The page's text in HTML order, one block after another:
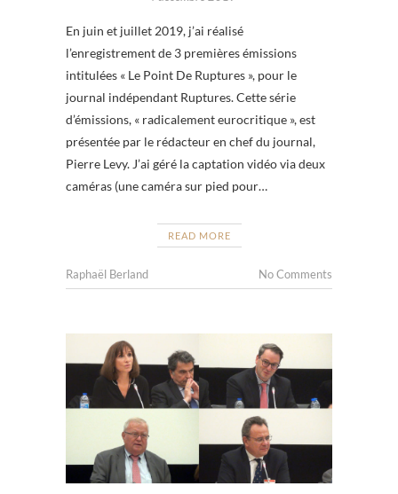
En juin et juillet 2019, j’ai réalisé
l’enregistrement de 3 premières émissions
intitulées « Le Point De Ruptures », pour le
journal indépendant Ruptures. Cette série
d’émissions, « radicalement eurocritique », est
présentée par le rédacteur en chef du journal,
Pierre Levy. J’ai géré la captation vidéo via deux
caméras (une caméra sur pied pour…
READ MORE
Raphaël Berland No Comments